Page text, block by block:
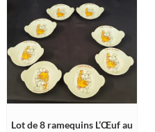
Lot de 8 ramequins L’Œuf au